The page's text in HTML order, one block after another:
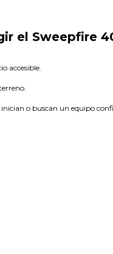
el Sweepfire
accesible.
o buscan un equipo